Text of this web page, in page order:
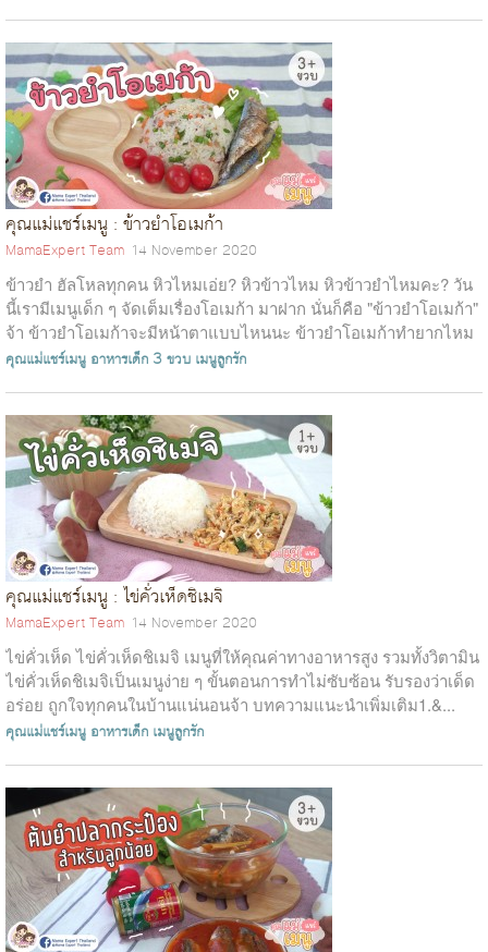
คุณแม่แชร์เมนู : ข้าวยำโอเมก้า
MamaExpert Team 14 November 2020
ข้าวยำ ฮัลโหลทุกคน หิวไหมเอ่ย? หิวข้าวไหม หิวข้าวยำไหมคะ? วัน
นี้เรามีเมนูเด็ก ๆ จัดเต็มเรื่องโอเมก้า มาฝาก นั่นก็คือ "ข้าวยำโอเมก้า"
จ้า ข้าวยำโอเมก้าจะมีหน้าตาแบบไหนนะ ข้าวยำโอเมก้าทำยากไหม
จะอร่อยห...
คุณแม่แชร์เมนู อาหารเด็ก 3 ขวบ เมนูลูกรัก
คุณแม่แชร์เมนู : ไข่คั่วเห็ดชิเมจิ
MamaExpert Team 14 November 2020
ไข่คั่วเห็ด ไข่คั่วเห็ดชิเมจิ เมนูที่ให้คุณค่าทางอาหารสูง รวมทั้งวิตามิน
ไข่คั่วเห็ดชิเมจิเป็นเมนูง่าย ๆ ขั้นตอนการทำไม่ซับซ้อน รับรองว่าเด็ด
อร่อย ถูกใจทุกคนในบ้านแน่นอนจ้า บทความแนะนำเพิ่มเติม1.&...
คุณแม่แชร์เมนู อาหารเด็ก เมนูลูกรัก